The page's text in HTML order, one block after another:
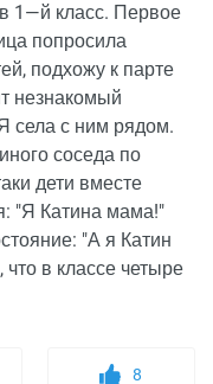
1—й класс. Первое
попросила
подхожу к парте
незнакомый
села с ним рядом.
соседа по
дети вместе
"Я Катина мама!"
"А я Катин
в классе четыре
8